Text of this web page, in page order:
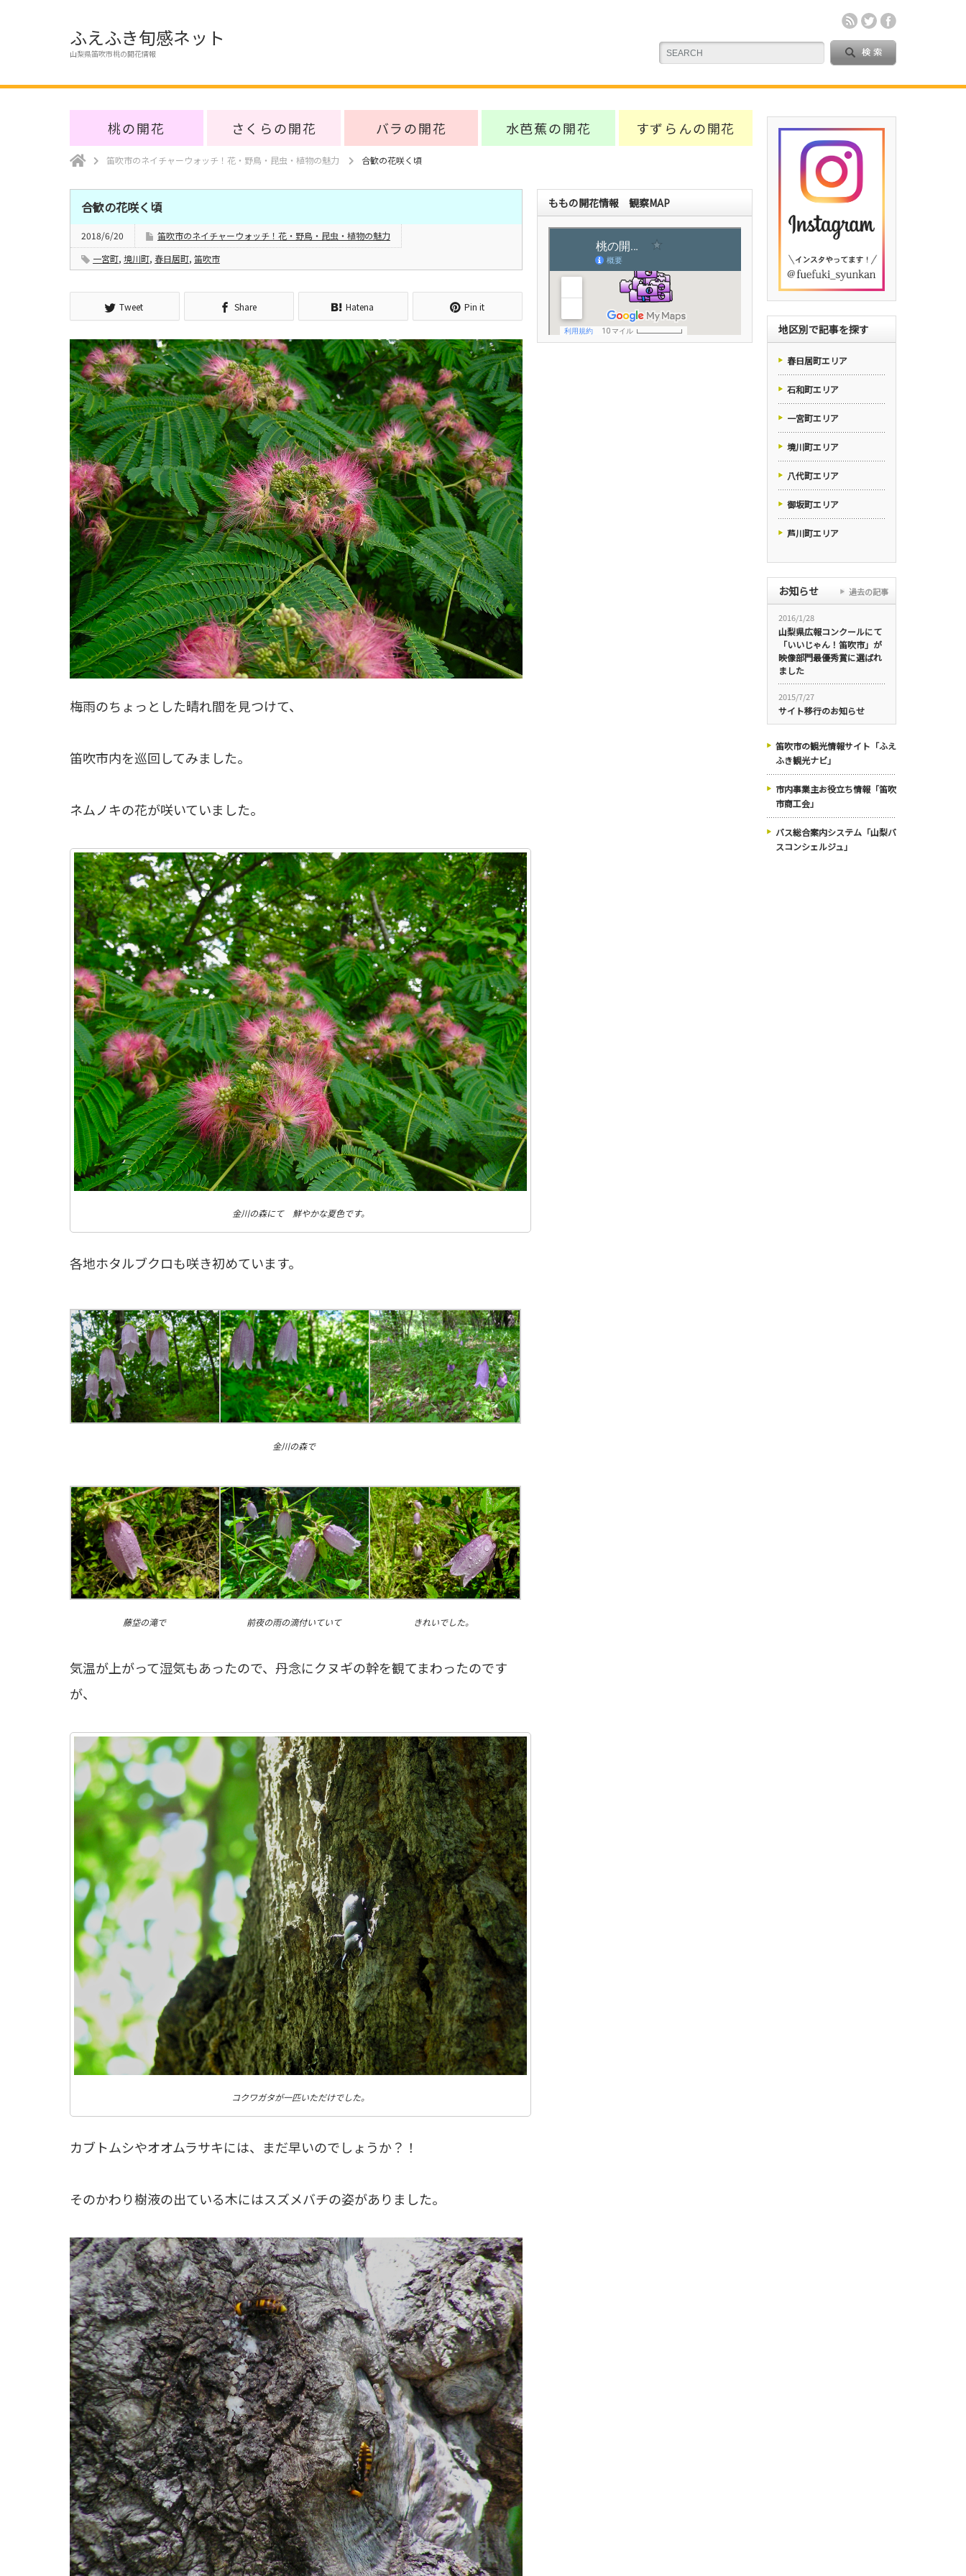
ふえふき旬感ネット
山梨県笛吹市桃の開花情報
桃の開花 さくらの開花 バラの開花 水芭蕉の開花 すずらんの開花
笛吹市のネイチャーウォッチ！花・野鳥・昆虫・植物の魅力 合歓の花咲く頃
合歓の花咲く頃
2018/6/20
笛吹市のネイチャーウォッチ！花・野鳥・昆虫・植物の魅力
一宮町, 境川町, 春日居町, 笛吹市
Tweet Share Hatena Pin it
梅雨のちょっとした晴れ間を見つけて、
笛吹市内を巡回してみました。
ネムノキの花が咲いていました。
金川の森にて 鮮やかな夏色です。
各地ホタルブクロも咲き初めています。
金川の森で
藤垈の滝で 前夜の雨の滴付いていて きれいでした。
気温が上がって湿気もあったので、丹念にクヌギの幹を観てまわったのです
が、
コクワガタが一匹いただけでした。
カブトムシやオオムラサキには、まだ早いのでしょうか？！
そのかわり樹液の出ている木にはスズメバチの姿がありました。
ももの開花情報 観察MAP
地区別で記事を探す
春日居町エリア
石和町エリア
一宮町エリア
境川町エリア
八代町エリア
御坂町エリア
芦川町エリア
お知らせ
2016/1/28
山梨県広報コンクールにて
「いいじゃん！笛吹市」が
映像部門最優秀賞に選ばれ
ました
2015/7/27
サイト移行のお知らせ
過去の記事
笛吹市の観光情報サイト「ふえ
ふき観光ナビ」
市内事業主お役立ち情報「笛吹
市商工会」
バス総合案内システム「山梨バ
スコンシェルジュ」